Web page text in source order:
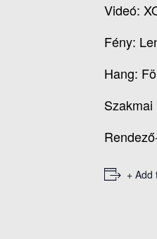
Videó:
Fény:
Hang:
+ Add